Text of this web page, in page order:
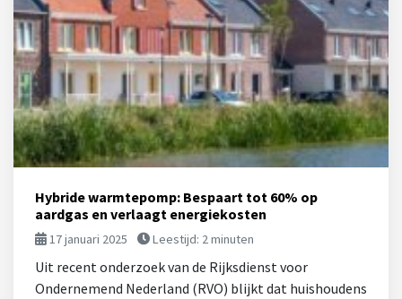
Hybride warmtepomp: Bespaart tot 60% op
aardgas en verlaagt energiekosten
17 januari 2025 Leestijd: 2minuten
Uit recent onderzoek van de Rijksdienst voor
Ondernemend Nederland (RVO) blijkt dat huishoudens